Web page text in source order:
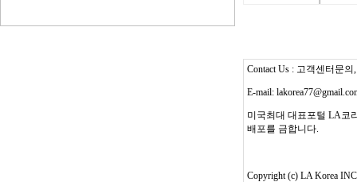
Contact Us : 고객센터문의
E-mail:
미국최대 대표포털 LA코
배포를 금합니다.
Copyright (c) LA Korea